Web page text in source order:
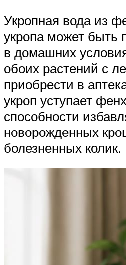
Укропная вода из
укропа может быть
в домашних
обоих растений с
приобрести в
укроп уступает
способности
новорожденных
болезненных колик.